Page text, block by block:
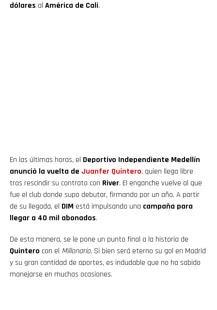
dólares al América de Cali.
En las últimas horas, el Deportivo Independiente Medellín
anunció la vuelta de Juanfer Quintero, quien llega libre
tras rescindir su contrato con River. El enganche vuelve al que
fue el club donde supo debutar, firmando por un año. A partir
de su llegada, el DIM está impulsando una campaña para
llegar a 40 mil abonados.
De esta manera, se le pone un punto final a la historia de
Quintero con el Millonario. Si bien será eterno su gol en Madrid
y su gran cantidad de aportes, es indudable que no ha sabido
manejarse en muchas ocasiones.